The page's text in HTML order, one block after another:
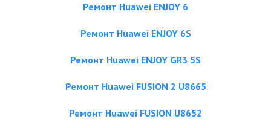
Ремонт Huawei ENJOY 6
Ремонт Huawei ENJOY 6S
Ремонт Huawei ENJOY GR3 5S
Ремонт Huawei FUSION 2 U8665
Ремонт Huawei FUSION U8652